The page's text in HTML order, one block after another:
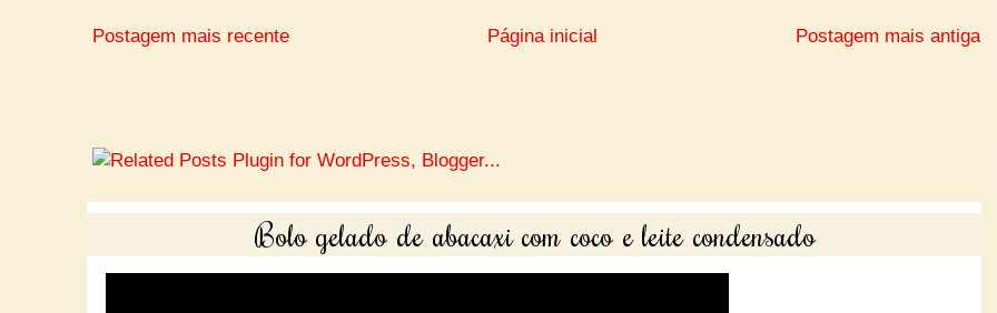
Postagem mais recente Postagem mais antiga
Página inicial
Bolo gelado de abacaxi com coco e leite condensado